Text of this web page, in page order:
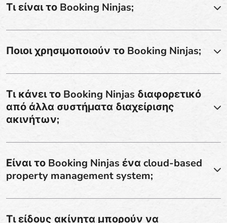
Τι είναι το Booking Ninjas;
Ποιοι χρησιμοποιούν το Booking Ninjas;
Τι κάνει το Booking Ninjas διαφορετικό
από άλλα συστήματα διαχείρισης
ακινήτων;
Είναι το Booking Ninjas ένα cloud-based
property management system;
Τι είδους ακίνητα μπορούν να